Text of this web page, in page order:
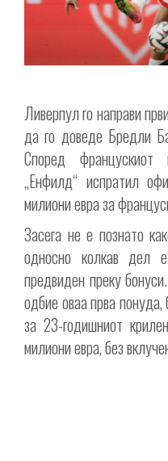
Ливерпул го направи
да го доведе Бредли
Според
„Енфилд“ испратил
милиони евра за
Засега не е познато
односно колкав дел
предвиден преку
одбие оваа прва
за 23-годишниот
милиони евра, без